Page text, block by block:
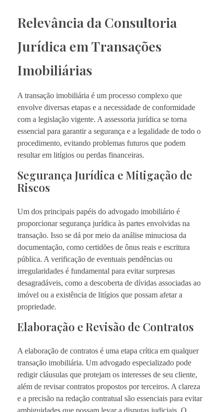
Relevância da Consultoria
Jurídica em Transações
Imobiliárias
A transação imobiliária é um processo complexo que
envolve diversas etapas e a necessidade de conformidade
com a legislação vigente. A assessoria jurídica se torna
essencial para garantir a segurança e a legalidade de todo o
procedimento, evitando problemas futuros que podem
resultar em litígios ou perdas financeiras.
Segurança Jurídica e Mitigação de
Riscos
Um dos principais papéis do advogado imobiliário é
proporcionar segurança jurídica às partes envolvidas na
transação. Isso se dá por meio da análise minuciosa da
documentação, como certidões de ônus reais e escritura
pública. A verificação de eventuais pendências ou
irregularidades é fundamental para evitar surpresas
desagradáveis, como a descoberta de dívidas associadas ao
imóvel ou a existência de litígios que possam afetar a
propriedade.
Elaboração e Revisão de Contratos
A elaboração de contratos é uma etapa crítica em qualquer
transação imobiliária. Um advogado especializado pode
redigir cláusulas que protejam os interesses de seu cliente,
além de revisar contratos propostos por terceiros. A clareza
e a precisão na redação contratual são essenciais para evitar